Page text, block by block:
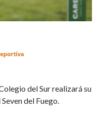
del Sur realizará su
del Fuego.